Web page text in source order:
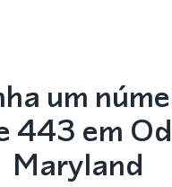
um
443 em
Maryland